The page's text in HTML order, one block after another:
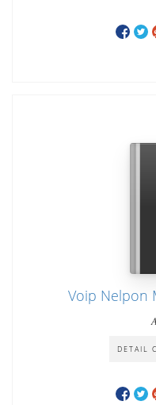
Voip Nelpon
DETAIL